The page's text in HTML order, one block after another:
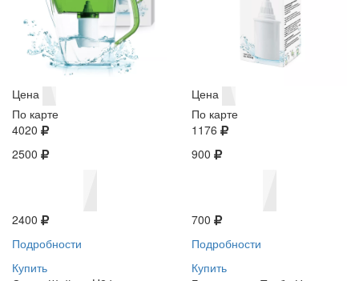
Цена
По карте
4020
2500
2400
Подробности
Купить
Цена
По карте
1176
900
700
Подробности
Купить